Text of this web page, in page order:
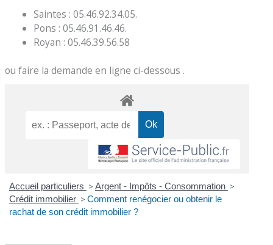
Saintes : 05.46.92.34.05.
Pons : 05.46.91.46.46.
Royan : 05.46.39.56.58
ou faire la demande en ligne ci-dessous .
Accueil particuliers > Argent - Impôts - Consommation >
Crédit immobilier > Comment renégocier ou obtenir le
rachat de son crédit immobilier ?